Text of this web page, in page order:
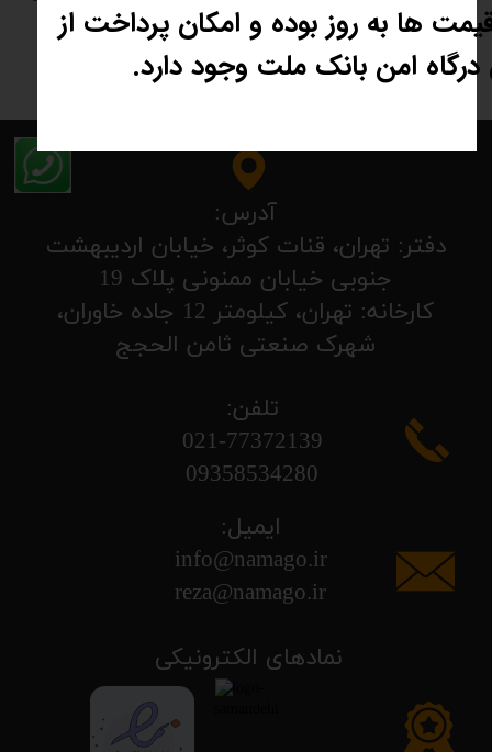
اسید هیالورونیک
۱,۵۰۰,۰۰۰ تومان
تلفن:
​​​​​​​021-77372139
​​​​​​​09358534280
آدرس:
​​​​​​​​دفتر: تهران، قنات کوثر، خیابان اردیبهشت
جنوبی خیابان ممنونی پلاک 19
کارخانه: تهران، کیلومتر 12 جاده خاوران،
شهرک صنعتی ثامن الحجج
ایمیل:
info@namago.ir
​​​​​​​reza@namago.ir
​نمادهای الکترونیکی
ها به روز بوده و امکان پرداخت از
امن بانک ملت وجود دارد.